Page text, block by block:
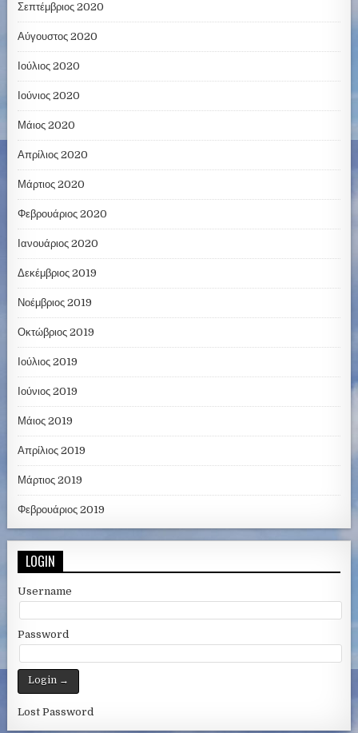
Σεπτέμβριος 2020
Αύγουστος 2020
Ιούλιος 2020
Ιούνιος 2020
Μάιος 2020
Απρίλιος 2020
Μάρτιος 2020
Φεβρουάριος 2020
Ιανουάριος 2020
Δεκέμβριος 2019
Νοέμβριος 2019
Οκτώβριος 2019
Ιούλιος 2019
Ιούνιος 2019
Μάιος 2019
Απρίλιος 2019
Μάρτιος 2019
Φεβρουάριος 2019
LOGIN
Username
Password
Lost Password